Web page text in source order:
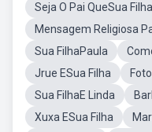
Seja O Pai QueSua
Mensagem Religiosa
Sua FilhaPaula
Jrue ESua Filha
Sua FilhaE Linda
Xuxa ESua Filha